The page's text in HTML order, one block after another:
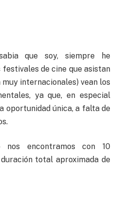
que soy, siempre he
festivales de cine que asistan
internacionales) vean los
ya que, en especial
oportunidad única, a falta de
nos encontramos con 10
total aproximada de